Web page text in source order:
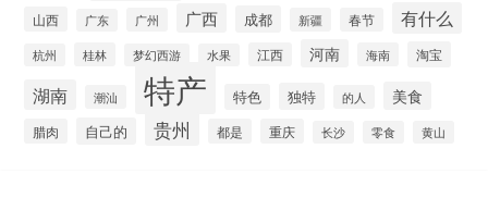
山西 广东 广州 广西 成都 新疆 春节 有什么
杭州 桂林 梦幻西游 水果 江西 河南 海南 淘宝
湖南 潮汕 特产 特色 独特 的人 美食
腊肉 自己的 贵州 都是 重庆 长沙 零食 黄山